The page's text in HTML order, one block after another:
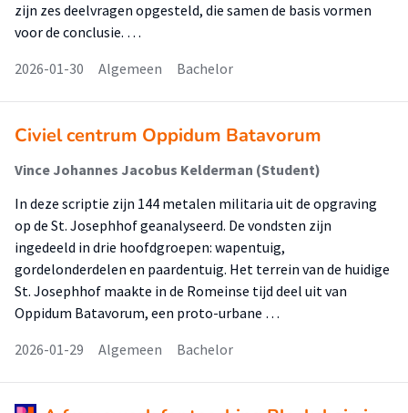
zijn zes deelvragen opgesteld, die samen de basis vormen
voor de conclusie. …
2026-01-30
Algemeen Bachelor
Civiel centrum Oppidum Batavorum
Vince Johannes Jacobus Kelderman (Student)
In deze scriptie zijn 144 metalen militaria uit de opgraving
op de St. Josephhof geanalyseerd. De vondsten zijn
ingedeeld in drie hoofdgroepen: wapentuig,
gordelonderdelen en paardentuig. Het terrein van de huidige
St. Josephhof maakte in de Romeinse tijd deel uit van
Oppidum Batavorum, een proto-urbane …
2026-01-29
Algemeen Bachelor